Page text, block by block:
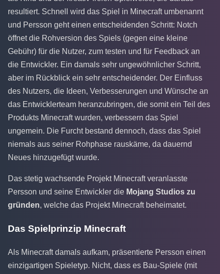
resultiert. Schnell wird das Spiel in Minecraft umbenannt
und Persson geht einen entscheidenden Schritt: Notch
öffnet die Rohversion des Spiels (gegen eine kleine
Gebühr) für die Nutzer, zum testen und für Feedback an
die Entwickler. Ein damals sehr ungewöhnlicher Schritt,
aber im Rückblick ein sehr entscheidender. Der Einfluss
des Nutzers, die Ideen, Verbesserungen und Wünsche an
das Entwicklerteam heranzubringen, die somit ein Teil des
Produkts Minecraft wurden, verbessern das Spiel
ungemein. Die Furcht bestand dennoch, dass das Spiel
niemals aus seiner Rohphase rauskäme, da dauernd
Neues hinzugefügt wurde.
Das stetig wachsende Projekt Minecraft veranlasste
Persson und seine Entwickler die Mojang Studios zu
gründen, welche das Projekt Minecraft beheimatet.
Das Spielprinzip Minecraft
Als Minecraft damals aufkam, präsentierte Persson einen
einzigartigen Spieletyp. Nicht, dass es Bau-Spiele (mit